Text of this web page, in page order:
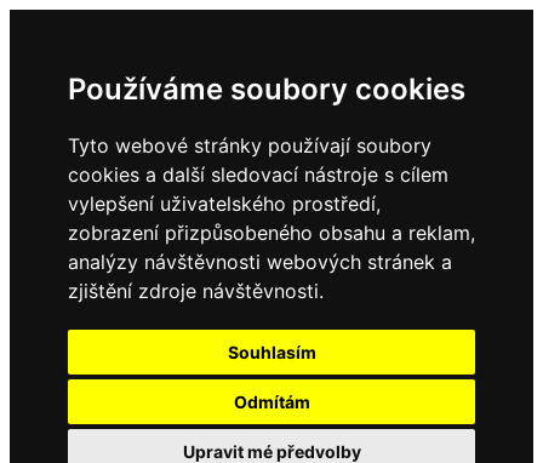
Používáme soubory cookies
Tyto webové stránky používají soubory
cookies a další sledovací nástroje s cílem
vylepšení uživatelského prostředí,
zobrazení přizpůsobeného obsahu a reklam,
analýzy návštěvnosti webových stránek a
zjištění zdroje návštěvnosti.
Souhlasím
Odmítám
Upravit mé předvolby